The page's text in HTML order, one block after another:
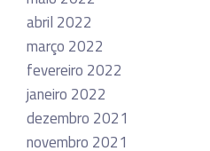
abril 2022
março 2022
fevereiro 2022
janeiro 2022
dezembro 2021
novembro 2021